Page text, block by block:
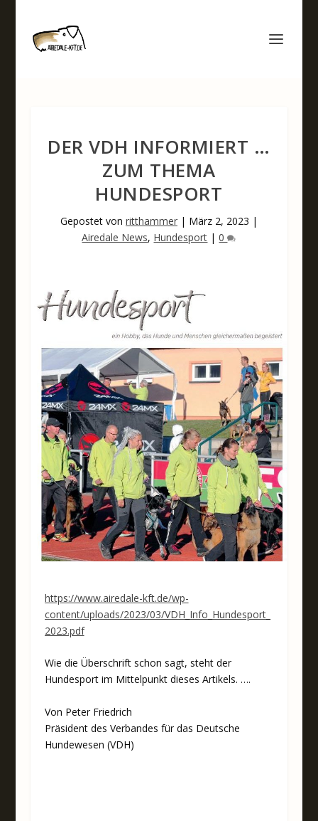
DER VDH INFORMIERT …
ZUM THEMA
HUNDESPORT
Gepostet von ritthammer| März 2, 2023 |
Airedale News, Hundesport |0
https://www.airedale-kft.de/wp-
content/uploads/2023/03/VDH_Info_Hundesport_
2023.pdf
Wie die Überschrift schon sagt, steht der
Hundesport im Mittelpunkt dieses Artikels. ….
Von Peter Friedrich
Präsident des Verbandes für das Deutsche
Hundewesen (VDH)